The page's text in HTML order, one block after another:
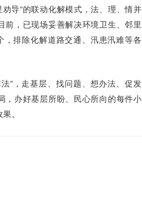
导”的联动化解模式，法、理、情并
前，已现场妥善解决环境卫生、邻里
排除化解道路交通、汛患汛难等各
”，走基层、找问题、想办法、促发
，办好基层所盼、民心所向的每件小
。